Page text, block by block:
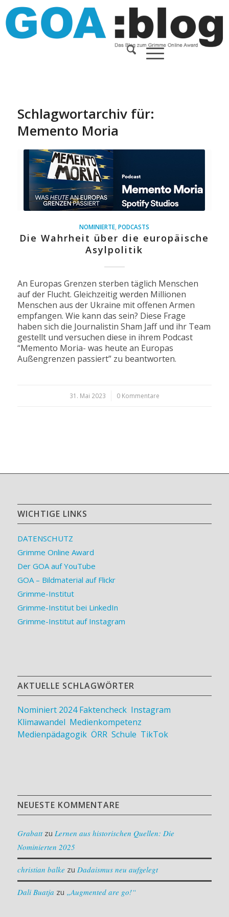
Schlagwortarchiv für:
Memento Moria
NOMINIERTE ,PODCASTS
Die Wahrheit über die europäische
Asylpolitik
An Europas Grenzen sterben täglich Menschen
auf der Flucht. Gleichzeitig werden Millionen
Menschen aus der Ukraine mit offenen Armen
empfangen. Wie kann das sein? Diese Frage
haben sich die Journalistin Sham Jaff und ihr Team
gestellt und versuchen diese in ihrem Podcast
“Memento Moria- was heute an Europas
Außengrenzen passiert” zu beantworten.
31. Mai 2023 0 Kommentare
WICHTIGE LINKS
DATENSCHUTZ
Grimme Online Award
Der GOA auf YouTube
GOA – Bildmaterial auf Flickr
Grimme-Institut
Grimme-Institut bei LinkedIn
Grimme-Institut auf Instagram
AKTUELLE SCHLAGWÖRTER
Nominiert 2024 Faktencheck, Instagram
Klimawandel Medienkompetenz
Medienpädagogik, ÖRR, Schule TikTok
NEUESTE KOMMENTARE
Grabattzu Lernen aus historischen Quellen: Die
Nominierten 2025
christian balke zu Dadaismus neu aufgelegt
Dali Buatja zu „Augmented are go!“